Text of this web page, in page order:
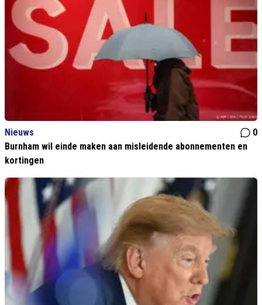
Nieuws
0
Burnham wil einde maken aan misleidende abonnementen en
kortingen